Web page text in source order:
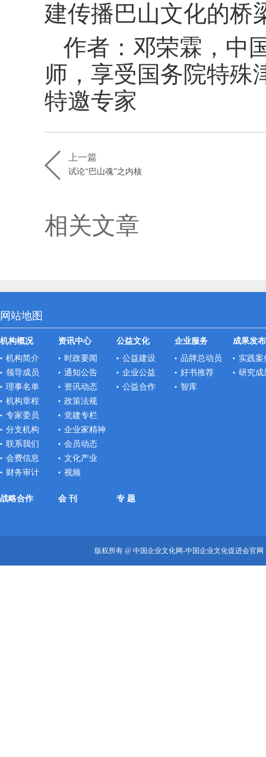
建传播巴山文化的桥
作者：邓荣霖，中
师，享受国务院特殊
特邀专家
上一篇
试论“巴山魂”之内核
相关文章
网站地图
机构概况
机构简介
领导成员
理事名单
机构章程
专家委员
分支机构
联系我们
会费信息
财务审计
资讯中心
时政要闻
通知公告
资讯动态
政策法规
党建专栏
企业家精神
会员动态
文化产业
视频
公益文化
公益建设
企业公益
公益合作
企业服务
品牌总动员
好书推荐
智库
成果发布
实践案
研究成
战略合作 会 刊 专 题
版权所有 @ 中国企业文化网-中国企业文化促进会官